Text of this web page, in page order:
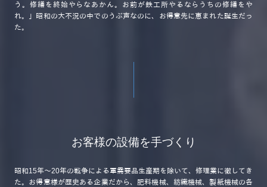
う。修繕を終始やらなあかん。お前が鉄工所やるならうちの修繕をや
れ。」昭和の大不況の中でのうぶ声なのに、お得意先に恵まれた誕生だっ
た。
お客様の設備を手づくり
昭和15年～20年の戦争による軍需要品生産期を除いて、修理業に徹してき
た。お得意様が歴史ある企業だから、肥料機械、紡織機械、製紙機械の各